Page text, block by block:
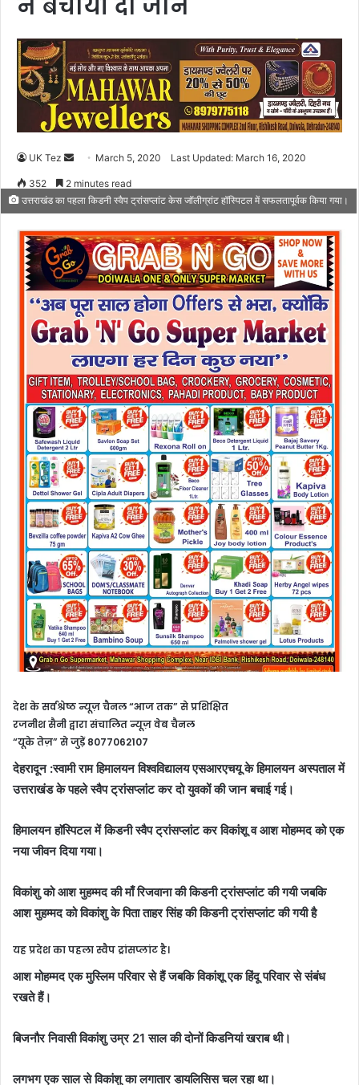
ने बचायी दो जान
UK Tez
n
d
a
e
m
a
i
March 5, 2020 Last Updated: March 16, 2020
352 2 minutes read
उत्तराखंड का पहला किडनी स्वैप ट्रांसप्लांट केस जॉलीग्रांट हॉस्पिटल में सफलतापूर्वक किया गया।
देश के सर्वश्रेष्ठ न्यूज़ चैनल “आज तक” से प्रशिक्षित
रजनीश सैनी द्वारा संचालित न्यूज़ वेब चैनल
“यूके तेज़” से जुड़ें 8077062107
देहरादून :स्वामी राम हिमालयन विश्वविद्यालय एसआरएचयू के हिमालयन अस्पताल में
उत्तराखंड के पहले स्वैप ट्रांसप्लांट कर दो युवकों की जान बचाई गई।
हिमालयन हाॅस्पिटल में किडनी स्वैप ट्रांसप्लांट कर विकांशू व आश मोहम्मद को एक
नया जीवन दिया गया।
विकांशु को आश मुहम्मद की माँ रिजवाना की किडनी ट्रांसप्लांट की गयी जबकि
आश मुहम्मद को विकांशु के पिता ताहर सिंह की किडनी ट्रांसप्लांट की गयी है
यह प्रदेश का पहला स्वैप ट्रांसप्लांट है।
आश मोहम्मद एक मुस्लिम परिवार से हैं जबकि विकांशू एक हिंदू परिवार से संबंध
रखते हैं।
बिजनौर निवासी विकांशु उम्र 21 साल की दोनों किडनियां खराब थी।
लगभग एक साल से विकांशु का लगातार डायलिसिस चल रहा था।